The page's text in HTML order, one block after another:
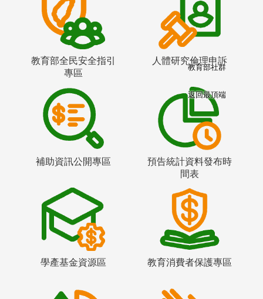
教育部全民安全指引
專區
人體研究倫理申訴
補助資訊公開專區
預告統計資料發布時
間表
學產基金資源區 教育消費者保護專區
教育部社群
返回最頂端